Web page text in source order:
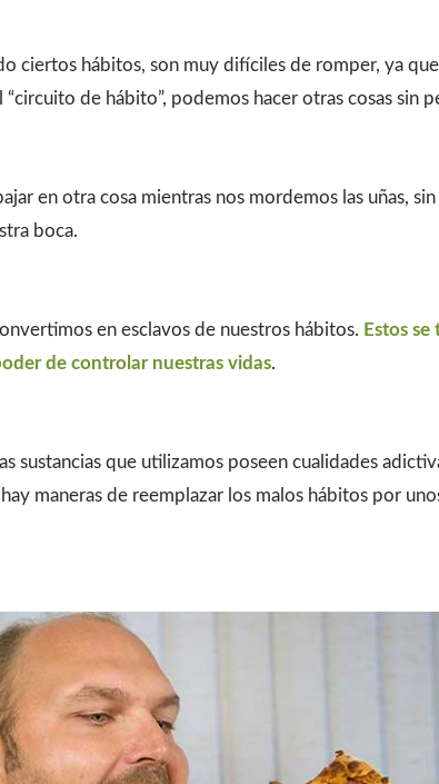
ciertos hábitos, son muy difíciles de romper, ya
de hábito”, podemos hacer otras cosas sin
en otra cosa mientras nos mordemos las uñas,
boca.
en esclavos de nuestros hábitos. Estos
de controlar nuestras vidas.
sustancias que utilizamos poseen cualidades
maneras de reemplazar los malos hábitos por